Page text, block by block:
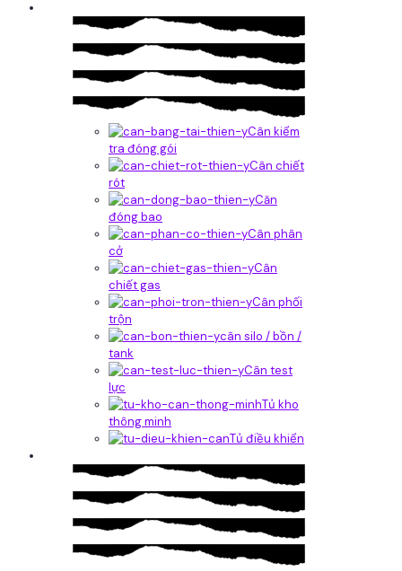
Cân kiểm
tra đóng gói
Cân chiết
rót
Căn
đóng bao
Cân phân
cở
Cân
chiết gas
Cân phối
trộn
cân silo / bồn /
tank
Cân test
lực
Tủ kho
thông minh
Tủ điều khiển